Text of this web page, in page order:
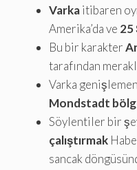
Varkaitibaren
Amerika’da ve 25
Bu bir karakter
tarafından
Varka
Mondstadt
Söylentiler bir
çalıştırmak
sancak